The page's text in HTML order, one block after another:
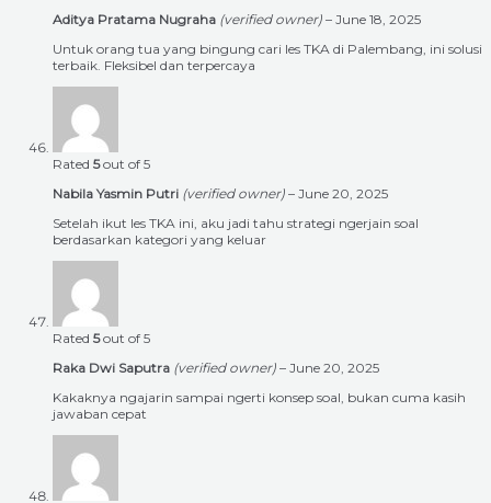
Aditya Pratama Nugraha (verified owner) – June 18, 2025
Untuk orang tua yang bingung cari les TKA di Palembang, ini solusi
terbaik. Fleksibel dan terpercaya
Rated 5out of 5
Nabila Yasmin Putri (verified owner) – June 20, 2025
Setelah ikut les TKA ini, aku jadi tahu strategi ngerjain soal
berdasarkan kategori yang keluar
Rated 5out of 5
Raka Dwi Saputra (verified owner) – June 20, 2025
Kakaknya ngajarin sampai ngerti konsep soal, bukan cuma kasih
jawaban cepat